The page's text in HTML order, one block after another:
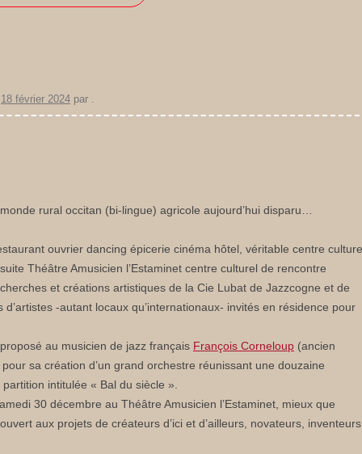
18 février 2024 par
rural occitan (bi-lingue) agricole aujourd’hui disparu…
ouvrier dancing épicerie cinéma hôtel, véritable centre
Théâtre Amusicien l’Estaminet centre culturel de rencontre
et créations artistiques de la Cie Lubat de Jazzcogne et de
-autant locaux qu’internationaux- invités en résidence pour
au musicien de jazz français François Corneloup (ancien
sa création d’un grand orchestre réunissant une douzaine
intitulée « Bal du siècle ».
30 décembre au Théâtre Amusicien l’Estaminet, mieux que
aux projets de créateurs d’ici et d’ailleurs, novateurs,